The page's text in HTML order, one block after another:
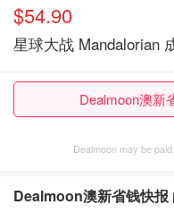
$54.90
星球大战 Mandalorian
Dealmoon澳
Dealmoon may be
Dealmoon澳新省钱快报